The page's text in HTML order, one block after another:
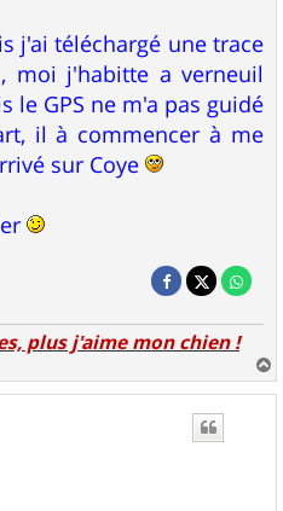
j'ai téléchargé une trace
moi j'habitte a verneuil
le GPS ne m'a pas guidé
il à commencer à me
sur Coye
plus j'aime mon chien !
a
u